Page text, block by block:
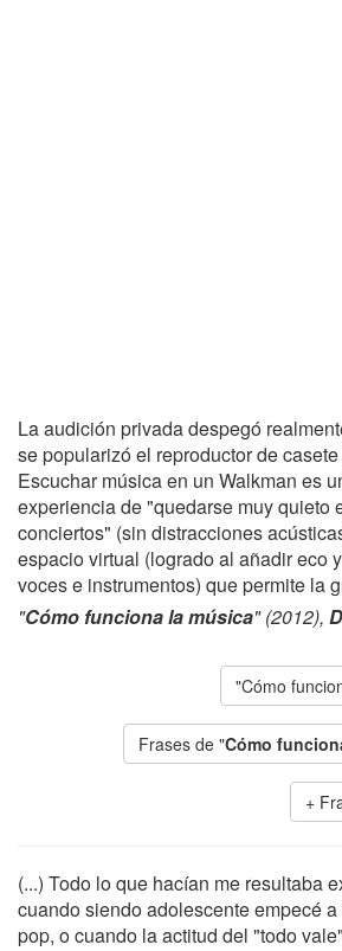
La audición privada despegó
se popularizó el reproductor de
Escuchar música en un Walkman es
experiencia de "quedarse muy quieto
conciertos" (sin distracciones
espacio virtual (logrado al añadir eco
voces e instrumentos) que permite la
"Cómo funciona la música" (2012),
"Cómo
Frases de "Cómo
(...) Todo lo que hacían me resultaba
cuando siendo adolescente empecé
pop, o cuando la actitud del "todo